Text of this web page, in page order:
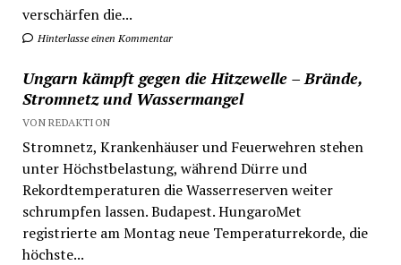
verschärfen die...
Hinterlasse einen Kommentar
Ungarn kämpft gegen die Hitzewelle – Brände,
Stromnetz und Wassermangel
VON REDAKTION
Stromnetz, Krankenhäuser und Feuerwehren stehen
unter Höchstbelastung, während Dürre und
Rekordtemperaturen die Wasserreserven weiter
schrumpfen lassen. Budapest. HungaroMet
registrierte am Montag neue Temperaturrekorde, die
höchste...